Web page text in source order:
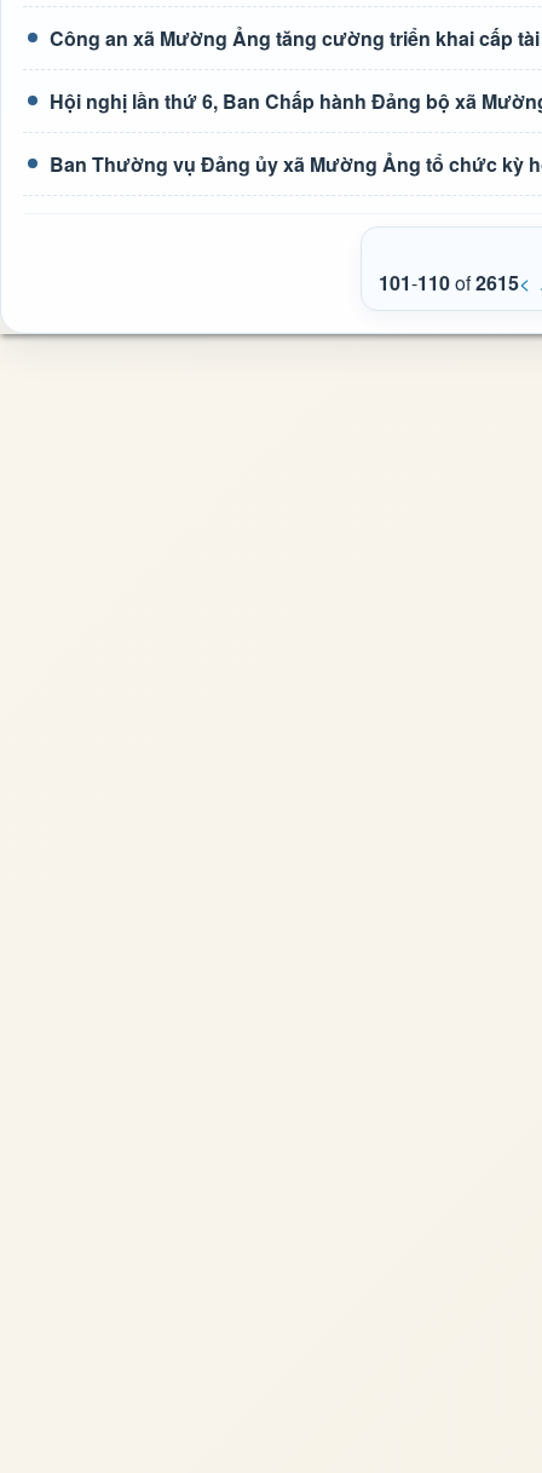
Công an xã Mường Ảng tăng cường triển khai cấp
Hội nghị lần thứ 6, Ban Chấp hành Đảng bộ xã
Ban Thường vụ Đảng ủy xã Mường Ảng tổ chức kỳ
101-110of2615<